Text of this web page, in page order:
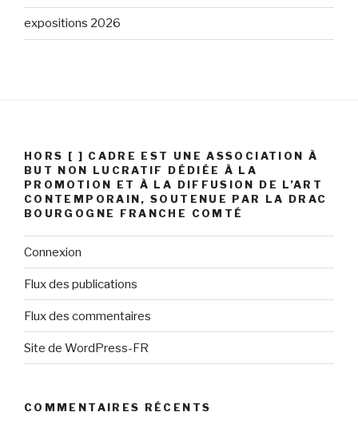
expositions 2026
HORS [ ] CADRE EST UNE ASSOCIATION À
BUT NON LUCRATIF DÉDIÉE À LA
PROMOTION ET À LA DIFFUSION DE L’ART
CONTEMPORAIN, SOUTENUE PAR LA DRAC
BOURGOGNE FRANCHE COMTÉ
Connexion
Flux des publications
Flux des commentaires
Site de WordPress-FR
COMMENTAIRES RÉCENTS